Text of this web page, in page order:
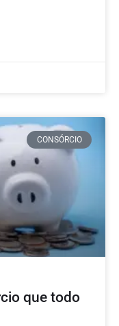
CONSÓRCIO
que todo